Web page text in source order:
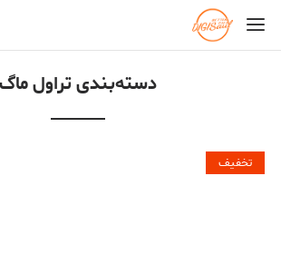
دسته‌بندی تراول ماگ
تخفیف